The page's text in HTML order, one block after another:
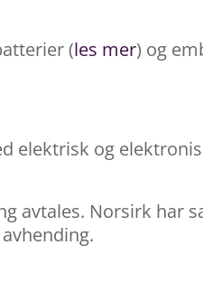
(les mer) og
elektrisk og
avtales. Norsirk har